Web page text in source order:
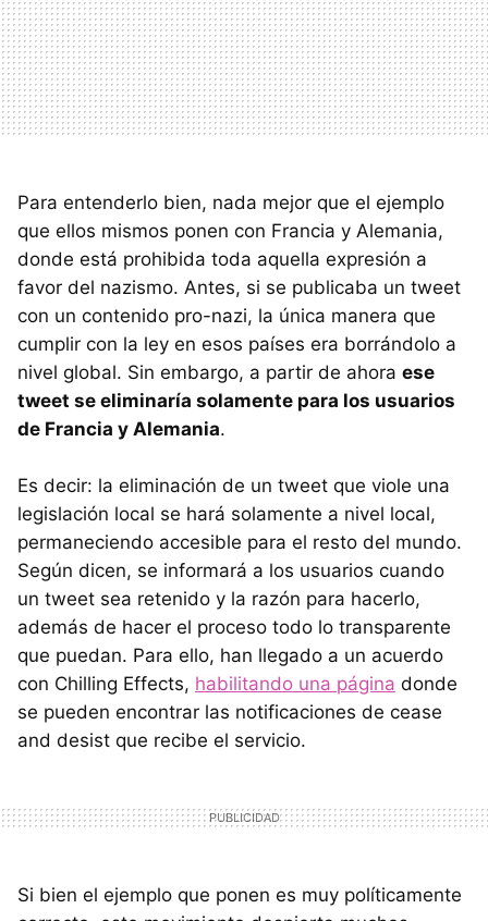
Para entenderlo bien, nada mejor que el ejemplo
que ellos mismos ponen con Francia y Alemania,
donde está prohibida toda aquella expresión a
favor del nazismo. Antes, si se publicaba un tweet
con un contenido pro-nazi, la única manera que
cumplir con la ley en esos países era borrándolo a
nivel global. Sin embargo, a partir de ahora ese
tweet se eliminaría solamente para los usuarios
de Francia y Alemania.
Es decir: la eliminación de un tweet que viole una
legislación local se hará solamente a nivel local,
permaneciendo accesible para el resto del mundo.
Según dicen, se informará a los usuarios cuando
un tweet sea retenido y la razón para hacerlo,
además de hacer el proceso todo lo transparente
que puedan. Para ello, han llegado a un acuerdo
con Chilling Effects, habilitando una página donde
se pueden encontrar las notificaciones de cease
and desist que recibe el servicio.
Si bien el ejemplo que ponen es muy políticamente